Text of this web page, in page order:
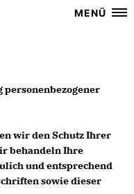
MENÜ
wir den Schutz Ihrer
behandeln Ihre
und entsprechend
sowie dieser